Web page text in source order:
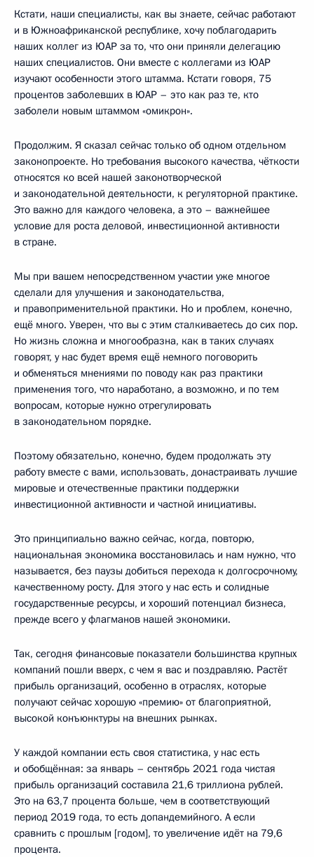
Кстати, наши специалисты, как вы знаете, сейчас работают
и в Южноафриканской республике, хочу поблагодарить
наших коллег из ЮАР за то, что они приняли делегацию
наших специалистов. Они вместе с коллегами из ЮАР
изучают особенности этого штамма. Кстати говоря, 75
процентов заболевших в ЮАР – это как раз те, кто
заболели новым штаммом «омикрон».
Продолжим. Я сказал сейчас только об одном отдельном
законопроекте. Но требования высокого качества, чёткости
относятся ко всей нашей законотворческой
и законодательной деятельности, к регуляторной практике.
Это важно для каждого человека, а это – важнейшее
условие для роста деловой, инвестиционной активности
в стране.
Мы при вашем непосредственном участии уже многое
сделали для улучшения и законодательства,
и правоприменительной практики. Но и проблем, конечно,
ещё много. Уверен, что вы с этим сталкиваетесь до сих пор.
Но жизнь сложна и многообразна, как в таких случаях
говорят, у нас будет время ещё немного поговорить
и обменяться мнениями по поводу как раз практики
применения того, что наработано, а возможно, и по тем
вопросам, которые нужно отрегулировать
в законодательном порядке.
Поэтому обязательно, конечно, будем продолжать эту
работу вместе с вами, использовать, донастраивать лучшие
мировые и отечественные практики поддержки
инвестиционной активности и частной инициативы.
Это принципиально важно сейчас, когда, повторю,
национальная экономика восстановилась и нам нужно, что
называется, без паузы добиться перехода к долгосрочному,
качественному росту. Для этого у нас есть и солидные
государственные ресурсы, и хороший потенциал бизнеса,
прежде всего у флагманов нашей экономики.
Так, сегодня финансовые показатели большинства крупных
компаний пошли вверх, с чем я вас и поздравляю. Растёт
прибыль организаций, особенно в отраслях, которые
получают сейчас хорошую «премию» от благоприятной,
высокой конъюнктуры на внешних рынках.
У каждой компании есть своя статистика, у нас есть
и обобщённая: за январь – сентябрь 2021 года чистая
прибыль организаций составила 21,6 триллиона рублей.
Это на 63,7 процента больше, чем в соответствующий
период 2019 года, то есть допандемийного. А если
сравнить с прошлым [годом], то увеличение идёт на 79,6
процента.